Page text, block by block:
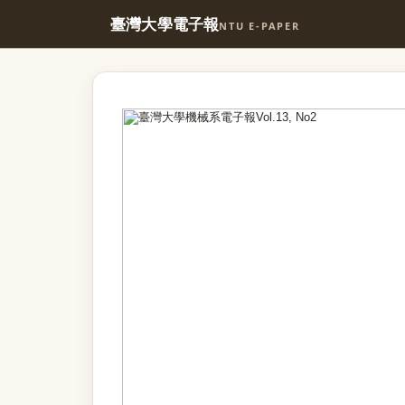
臺灣大學電子報NTU E-PAPER